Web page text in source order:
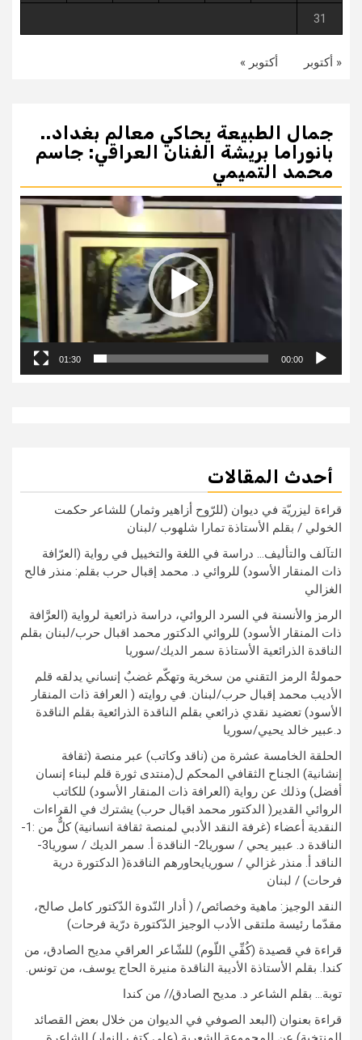
31
« أكتوبر أكتوبر »
جمال الطبيعة يحاكي معالم بغداد..
بانوراما بريشة الفنان العراقي: جاسم
محمد التميمي
مشغل
الفيديو
00:00
01:30
أحدث المقالات
قراءة ليزريّة في ديوان (للرّوح أزاهير وثمار) للشاعر حكمت
الخولي / بقلم الأستاذة تمارا شلهوب /لبنان
التآلف والتأليف… دراسة في اللغة والتخييل في رواية (العرّافة
ذات المنقار الأسود) للروائي د. محمد إقبال حرب بقلم: منذر فالح
الغزالي
الرمز والأنسنة في السرد الروائي، دراسة ذرائعية لرواية (العرَّافة
ذات المنقار الأسود) للروائي الدكتور محمد اقبال حرب/لبنان بقلم
الناقدة الذرائعية الأستاذة سمر الديك/سوريا
حمولةُ الرمز التقني من سخرية وتهكّم غضبٌ إنساني يدلقه قلم
الأديب محمد إقبال حرب/لبنان. في روايته ( العرافة ذات المنقار
الأسود) تعضيد نقدي ذرائعي بقلم الناقدة الذرائعية بقلم الناقدة
د.عبير خالد يحيي/سوريا
الحلقة الخامسة عشرة من (ناقد وكاتب) عبر منصة (ثقافة
إنشانية) الجناح الثقافي المحكم ل(منتدى ثورة قلم لبناء إنسان
أفضل) وذلك عن رواية (العرافة ذات المنقار الأسود) للكاتب
الروائي القدير( الدكتور محمد اقبال حرب) يشترك في القراءات
النقدية أعضاء (غرفة النقد الأدبي لمنصة ثقافة انسانية) كلٌّ من :1-
الناقدة د. عبير يحي / سوريا2- الناقدة أ. سمر الديك / سوريا3-
الناقد أ. منذر غزالي / سوريايحاورهم الناقدة( الدكتورة درية
فرحات) / لبنان
النقد الوجيز: ماهية وخصائص/ ( أدار النّدوة الدّكتور كامل صالح،
مقدّما رئيسة ملتقى الأدب الوجيز الدّكتورة درّية فرحات)
قراءة في قصيدة (كُفِّي اللّوم) للشّاعر العراقي مديح الصادق، من
كندا. بقلم الأستاذة الأديبة الناقدة منيرة الحاج يوسف، من تونس.
توبة… بقلم الشاعر د. مديح الصادق// من كندا
قراءة بعنوان (البعد الصوفي في الديوان من خلال بعض القصائد